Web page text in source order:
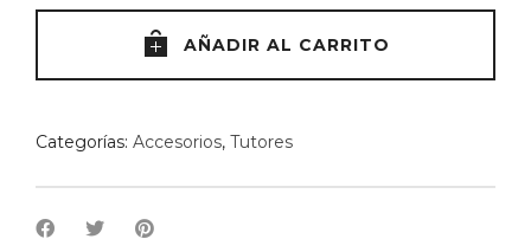
50cm
AÑADIR AL CARRITO
Categorías: Accesorios, Tutores